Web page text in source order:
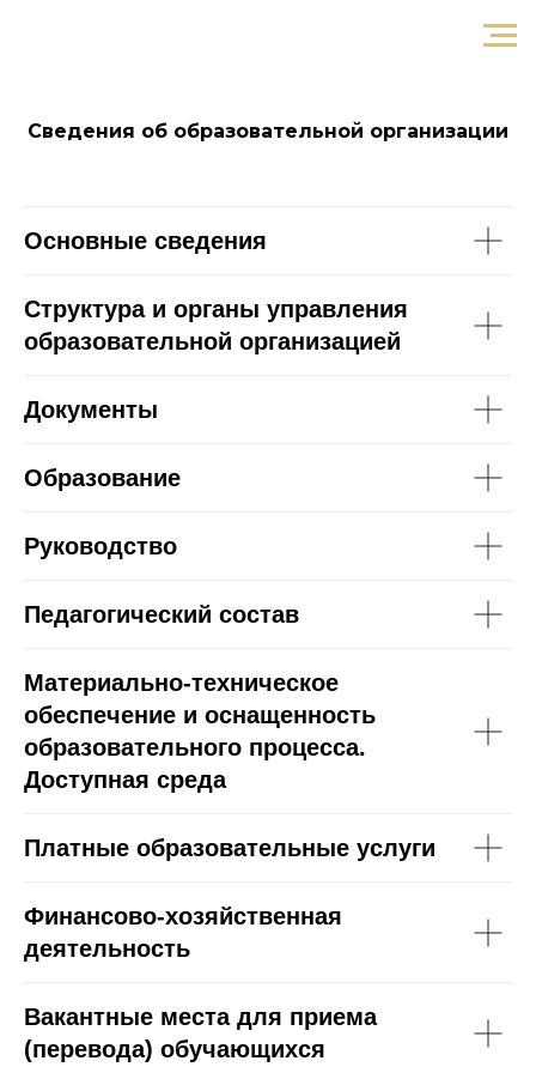
Сведения об образовательной организации
Основные сведения
Структура и органы управления
образовательной организацией
Документы
Образование
Руководство
Педагогический состав
Материально-техническое
обеспечение и оснащенность
образовательного процесса.
Доступная среда
Платные образовательные услуги
Финансово-хозяйственная
деятельность
Вакантные места для приема
(перевода) обучающихся